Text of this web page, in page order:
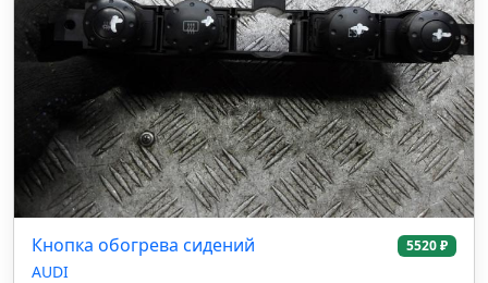
Кнопка обогрева сидений 5520 ₽
AUDI